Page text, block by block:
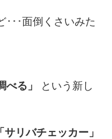
･･･面倒くさいみた
べる」
という新し
「サリバチェッカー」